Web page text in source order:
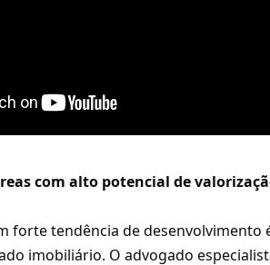
com alto potencial de
forte tendência de desenvolvimento
imobiliário. O advogado